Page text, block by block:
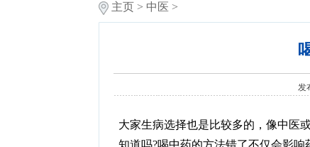
主页> 中医 >
发
大家生病选择也是比较多的，像中医
知道吗?喝中药的方法错了不仅会影